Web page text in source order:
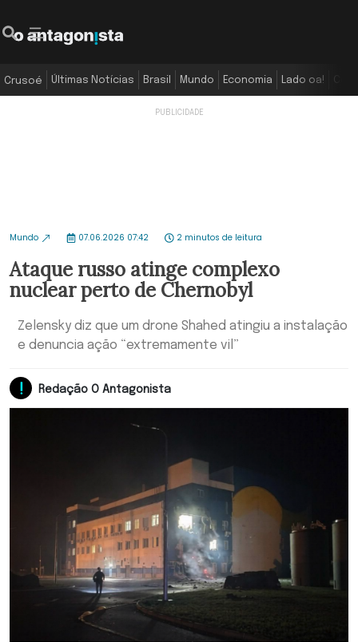
Crusoé Últimas Notícias Brasil Mundo Economia Lado oa!
Mundo 07.06.2026 07:42 2 minutos de leitura
Ataque russo atinge complexo
nuclear perto de Chernobyl
Zelensky diz que um drone Shahed atingiu a instalação
e denuncia ação “extremamente vil”
Redação O Antagonista